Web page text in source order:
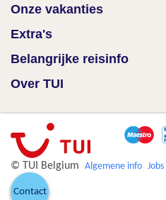
Onze vakanties
Extra's
Belangrijke reisinfo
Over TUI
© TUI Belgium Algemene info Jobs
Contact